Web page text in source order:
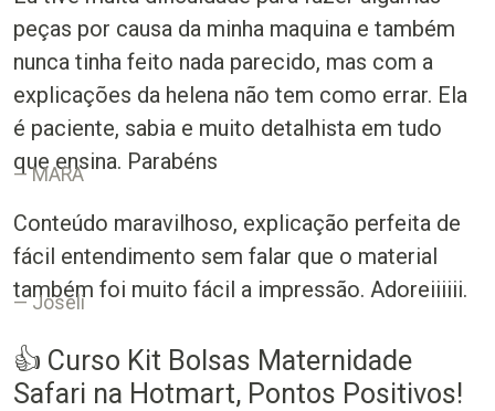
peças por causa da minha maquina e também
nunca tinha feito nada parecido, mas com a
explicações da helena não tem como errar. Ela
é paciente, sabia e muito detalhista em tudo
que ensina. Parabéns
MARA
Conteúdo maravilhoso, explicação perfeita de
fácil entendimento sem falar que o material
também foi muito fácil a impressão. Adoreiiiiii.
Joseli
👍 Curso Kit Bolsas Maternidade
Safari na Hotmart, Pontos Positivos!